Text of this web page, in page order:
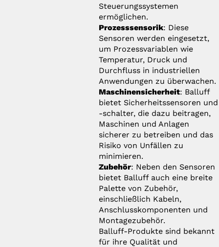
Steuerungssystemen
ermöglichen.
Prozesssensorik: Diese
Sensoren werden eingesetzt,
um Prozessvariablen wie
Temperatur, Druck und
Durchfluss in industriellen
Anwendungen zu überwachen.
Maschinensicherheit: Balluff
bietet Sicherheitssensoren und
-schalter, die dazu beitragen,
Maschinen und Anlagen
sicherer zu betreiben und das
Risiko von Unfällen zu
minimieren.
Zubehör: Neben den Sensoren
bietet Balluff auch eine breite
Palette von Zubehör,
einschließlich Kabeln,
Anschlusskomponenten und
Montagezubehör.
Balluff-Produkte sind bekannt
für ihre Qualität und